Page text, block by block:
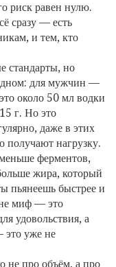
риск равен нулю.
сразу — есть
и тем, кто
стандарты, но
для мужчин —
около 50 мл водки
г. Но это
даже в этих
получают нагрузку.
ферментов,
жира, который
пьянеешь быстрее и
не миф — это
удовольствия, а
это уже не
не про объём, а про